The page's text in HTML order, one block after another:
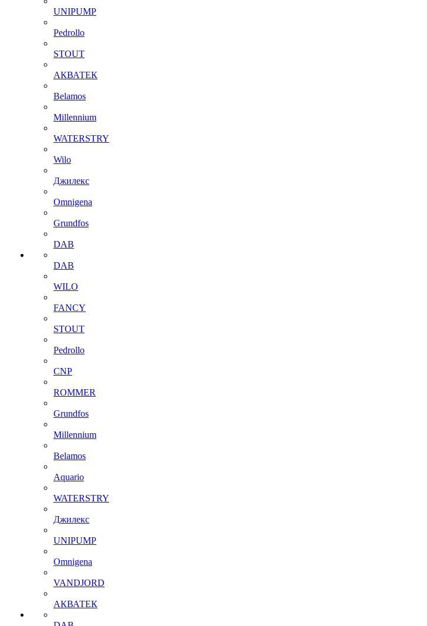
UNIPUMP
Pedrollo
STOUT
АКВАТЕК
Belamos
Millennium
WATERSTRY
Wilo
Джилекс
Omnigena
Grundfos
DAB
DAB
WILO
FANCY
STOUT
Pedrollo
CNP
ROMMER
Grundfos
Millennium
Belamos
Aquario
WATERSTRY
Джилекс
UNIPUMP
Omnigena
VANDJORD
АКВАТЕК